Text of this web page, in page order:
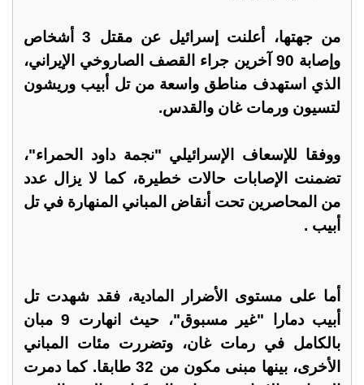
من جهتها، أعلنت إسرائيل عن مقتل 3 أشخاص
وإصابة 90 آخرين جراء القصف الصاروخي الإيراني،
الذي استهدف مناطق واسعة من تل أبيب وريشون
لتسيون ورمات غان والقدس.
ووفقا للإسعاف الإسرائيلي "نجمة داود الحمراء"،
تضمنت الإصابات حالات خطيرة، كما لا يزال عدد
من المحاصرين تحت أنقاض المباني المنهارة في تل
أبيب .
أما على مستوى الأضرار المادية، فقد شهدت تل
أبيب دمارا "غير مسبوق"، حيث انهارت 9 مبان
بالكامل في رمات غان، وتضررت مئات المباني
الأخرى، بينها مبنى مكون من 32 طابقا. كما دمرت